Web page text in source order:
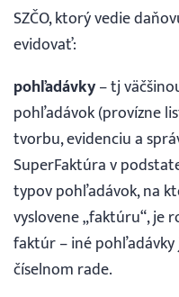
SZČO, ktorý vedie
evidovať:
pohľadávky– tj
pohľadávok (provízne
tvorbu, evidenciu a
SuperFaktúra v
typov pohľadávok, na
vyslovene „faktúru“, je
faktúr – iné
číselnom rade.